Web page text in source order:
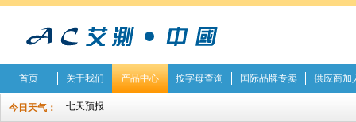
首页 关于我们 产品中心 按字母查询 国际品牌专卖 供应商加
今日天气：